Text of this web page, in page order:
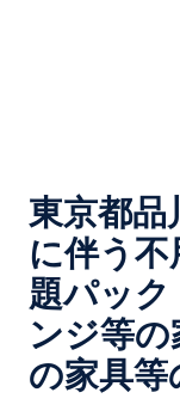
東京都品
に伴う
題パッ
ンジ等
の家具等